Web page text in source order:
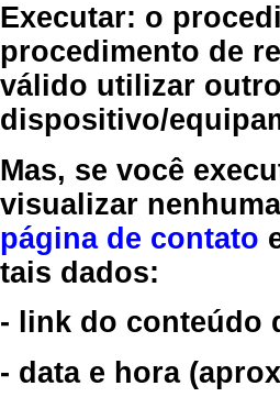
Executar: o
procedimento de
válido utilizar
dispositivo/
Mas, se você
visualizar
página de contato
tais dados:
- link do conteúdo
- data e hora